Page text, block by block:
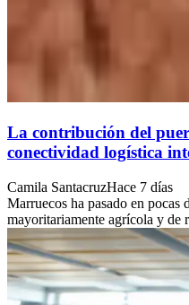
La contribución del
conectividad logística
Camila SantacruzHace 7 días
Marruecos ha pasado en pocas
mayoritariamente agrícola y de